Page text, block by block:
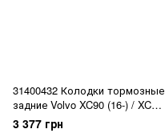
31400432 Колодки тормозные
задние Volvo XC90 (16-) / XC60
(18-) / V90 CC (17-) / V90 (17-) /
3 377 грн